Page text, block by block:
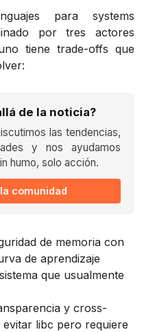
para systems
por tres actores
tiene trade-offs que
de la noticia?
las tendencias,
y nos ayudamos
humo, solo acción.
comunidad
de memoria con
de aprendizaje
que usualmente
y cross-
libc pero requiere